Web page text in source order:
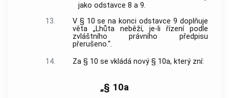
jako odstavce 8 a 9.
13.
V § 10 se na konci odstavce 9 doplňuje
věta „Lhůta neběží, je-li řízení podle
zvláštního právního předpisu
přerušeno.“.
14.
Za § 10 se vkládá nový § 10a, který zní:
„§ 10a